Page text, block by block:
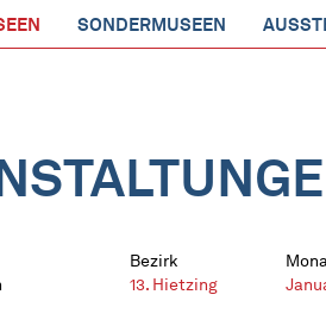
SONDERMUSEEN
Bezirk
13. Hietzing